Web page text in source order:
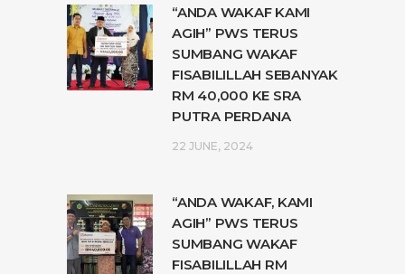
“ANDA WAKAF KAMI
AGIH” PWS TERUS
SUMBANG WAKAF
FISABILILLAH SEBANYAK
RM 40,000 KE SRA
PUTRA PERDANA
22 JUNE, 2024
“ANDA WAKAF, KAMI
AGIH” PWS TERUS
SUMBANG WAKAF
FISABILILLAH RM